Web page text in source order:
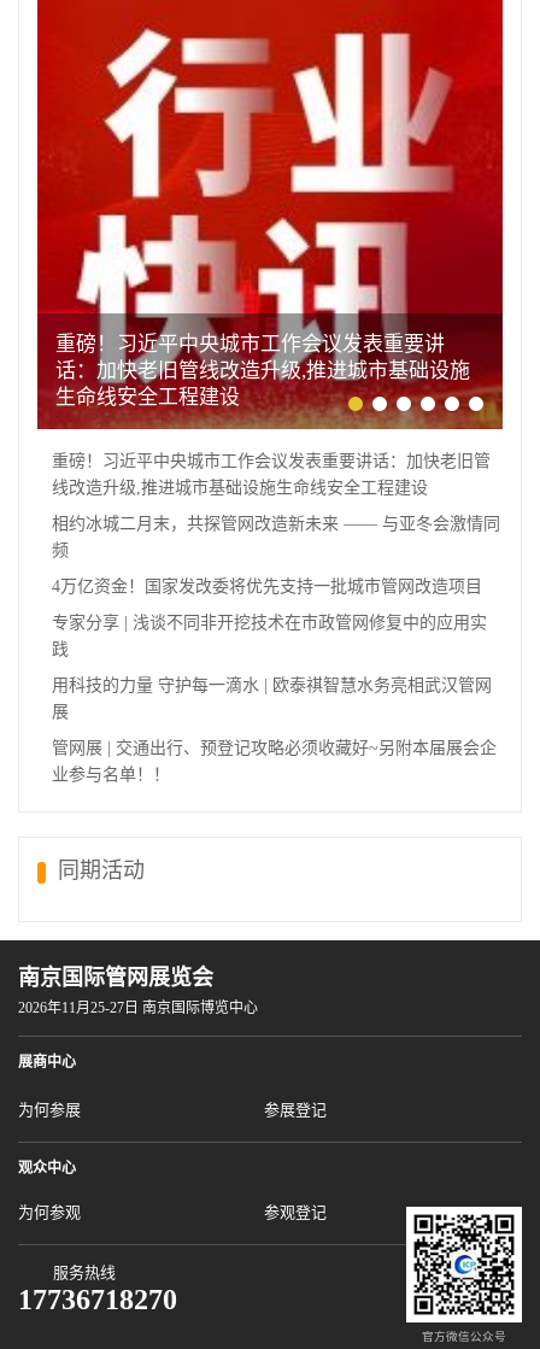
重磅！习近平中央城市工作会议发表重要讲
话：加快老旧管线改造升级,推进城市基础设施
生命线安全工程建设
重磅！习近平中央城市工作会议发表重要讲话：加快老旧管
线改造升级,推进城市基础设施生命线安全工程建设
相约冰城二月末，共探管网改造新未来 —— 与亚冬会激情同
频
4万亿资金！国家发改委将优先支持一批城市管网改造项目
专家分享 | 浅谈不同非开挖技术在市政管网修复中的应用实
践
用科技的力量 守护每一滴水 | 欧泰祺智慧水务亮相武汉管网
展
管网展 | 交通出行、预登记攻略必须收藏好~另附本届展会企
业参与名单！！
同期活动
南京国际管网展览会
2026年11月25-27日 南京国际博览中心
展商中心
为何参展 参展登记
观众中心
为何参观 参观登记
服务热线
17736718270
官方微信公众号